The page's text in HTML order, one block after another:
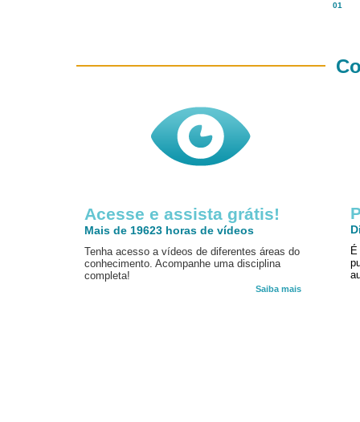
01
Acesse e assista grátis!
Mais de 19623 horas de vídeos
Tenha acesso a vídeos de diferentes áreas do
conhecimento. Acompanhe uma disciplina
completa!
Saiba mais